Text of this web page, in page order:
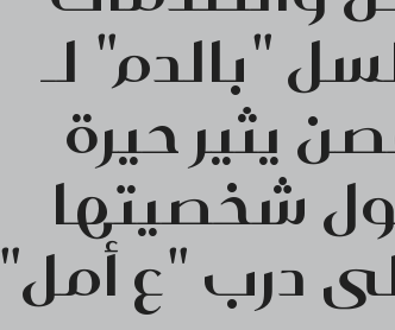
"بالدم" لـ
يثير حيرة
شخصيتها
درب "ع أمل"